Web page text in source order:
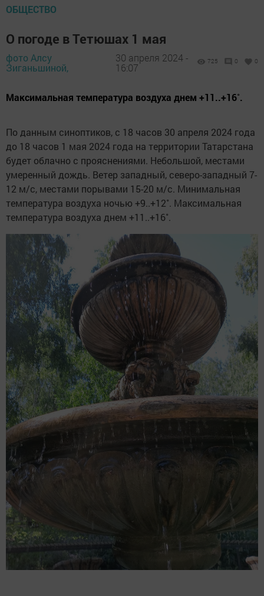
ОБЩЕСТВО
О погоде в Тетюшах 1 мая
фото Алсу
Зиганьшиной,
30 апреля 2024 -
16:07
725 0 0
Максимальная температура воздуха днем +11..+16˚.
По данным синоптиков, с 18 часов 30 апреля 2024 года
до 18 часов 1 мая 2024 года на территории Татарстана
будет облачно с прояснениями. Небольшой, местами
умеренный дождь. Ветер западный, северо-западный 7-
12 м/с, местами порывами 15-20 м/с. Минимальная
температура воздуха ночью +9..+12˚. Максимальная
температура воздуха днем +11..+16˚.